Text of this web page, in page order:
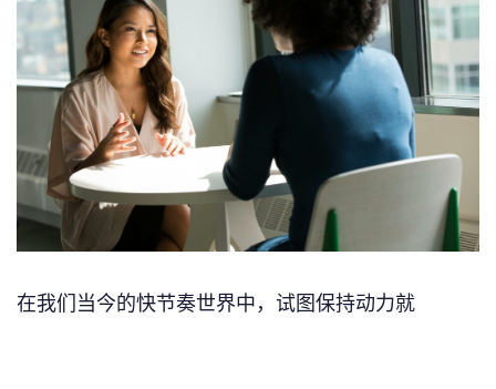
在我们当今的快节奏世界中，试图保持动力就